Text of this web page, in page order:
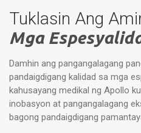
Tuklasin Ang
Mga
Damhin ang pangangalagang
pandaigdigang kalidad sa mga
kahusayang medikal ng Apollo
inobasyon at pangangalagang
bagong pandaigdigang